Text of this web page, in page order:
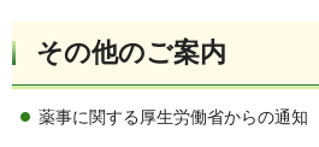
その他のご案内
薬事に関する厚生労働省からの通知